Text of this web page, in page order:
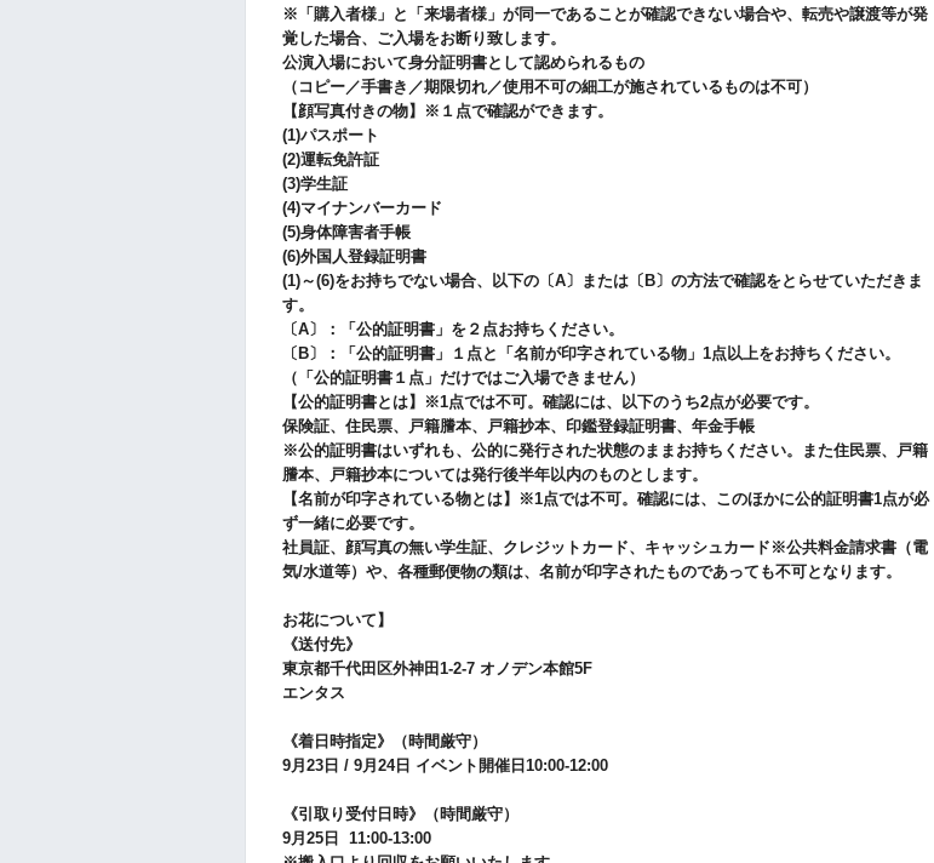
※「購入者様」と「来場者様」が同一であることが確認できない場合や、転売や譲渡等が発
覚した場合、ご入場をお断り致します。
公演入場において身分証明書として認められるもの
（コピー／手書き／期限切れ／使用不可の細工が施されているものは不可）
【顔写真付きの物】※１点で確認ができます。
(1)パスポート
(2)運転免許証
(3)学生証
(4)マイナンバーカード
(5)身体障害者手帳
(6)外国人登録証明書
(1)～(6)をお持ちでない場合、以下の〔A〕または〔B〕の方法で確認をとらせていただきま
す。
〔A〕：「公的証明書」を２点お持ちください。
〔B〕：「公的証明書」１点と「名前が印字されている物」1点以上をお持ちください。
（「公的証明書１点」だけではご入場できません）
【公的証明書とは】※1点では不可。確認には、以下のうち2点が必要です。
保険証、住民票、戸籍謄本、戸籍抄本、印鑑登録証明書、年金手帳
※公的証明書はいずれも、公的に発行された状態のままお持ちください。また住民票、戸籍
謄本、戸籍抄本については発行後半年以内のものとします。
【名前が印字されている物とは】※1点では不可。確認には、このほかに公的証明書1点が必
ず一緒に必要です。
社員証、顔写真の無い学生証、クレジットカード、キャッシュカード※公共料金請求書（電
気/水道等）や、各種郵便物の類は、名前が印字されたものであっても不可となります。
お花について】
《送付先》
東京都千代田区外神田1-2-7 オノデン本館5F
エンタス
《着日時指定》（時間厳守）
9月23日 / 9月24日 イベント開催日10:00-12:00
《引取り受付日時》（時間厳守）
9月25日 11:00-13:00